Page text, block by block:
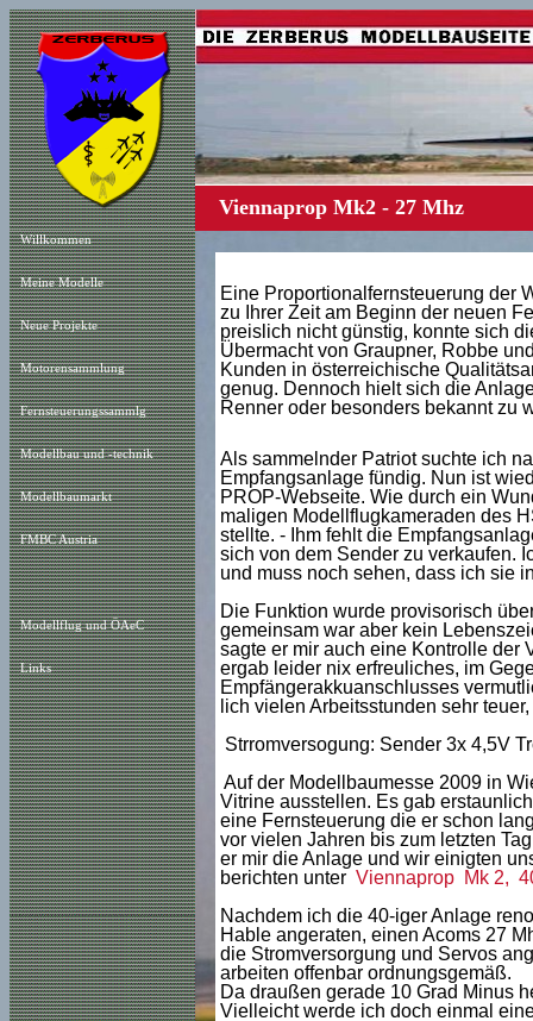
Willkommen
Meine Modelle
Neue Projekte
Motorensammlung
Fernsteuerungssammlg
Modellbau und -technik
Modellbaumarkt
FMBC Austria
Modellflug und ÖAeC
Links
Viennaprop Mk2 - 27 Mhz
Eine Proportionalfernsteuerung der
zu Ihrer Zeit am Beginn der neuen
preislich nicht günstig, konnte sich
Übermacht von Graupner, Robbe
Kunden in österreichische
genug. Dennoch hielt sich die
Renner oder besonders bekannt zu
Als sammelnder Patriot suchte ich
Empfangsanlage fündig. Nun ist
PROP-Webseite. Wie durch ein
maligen Modellflugkameraden des
stellte. - Ihm fehlt die
sich von dem Sender zu verkaufen.
und muss noch sehen, dass ich sie
Die Funktion wurde provisorisch
gemeinsam war aber kein
sagte er mir auch eine Kontrolle der
ergab leider nix erfreuliches, im
Empfängerakkuanschlusses
lich vielen Arbeitsstunden sehr
Strromversogung: Sender 3x 4,5V
Auf der Modellbaumesse 2009 in
Vitrine ausstellen. Es gab
eine Fernsteuerung die er schon
vor vielen Jahren bis zum letzten
er mir die Anlage und wir einigten
berichten unter Viennaprop Mk 2,
Nachdem ich die 40-iger Anlage
Hable angeraten, einen Acoms 27
die Stromversorgung und Servos
arbeiten offenbar ordnungsgemäß.
Da draußen gerade 10 Grad Minus
Vielleicht werde ich doch einmal